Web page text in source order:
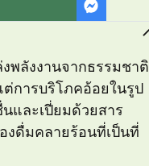
พลังงานจากธรรมชาติ
การบริโภคอ้อยในรูป
และเปี่ยมด้วยสาร
งดื่มคลายร้อนที่เป็นที่